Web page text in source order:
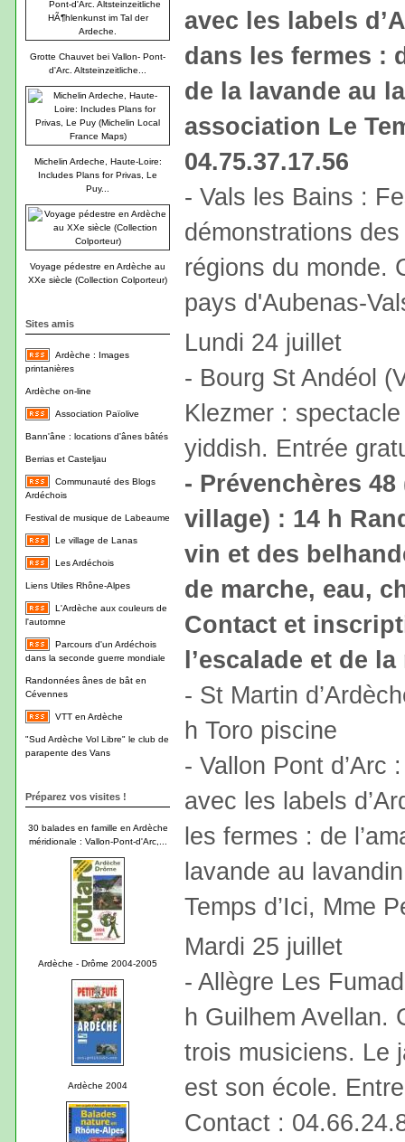
Grotte Chauvet bei Vallon- Pont-
d'Arc. Altsteinzeitliche...
Michelin Ardeche, Haute-Loire:
Includes Plans for Privas, Le
Puy...
Voyage pédestre en Ardèche au
XXe siècle (Collection Colporteur)
Sites amis
Ardèche : Images
printanières
Ardèche on-line
Association Païolive
Bann'âne : locations d'ânes bâtés
Berrias et Casteljau
Communauté des Blogs
Ardéchois
Festival de musique de Labeaume
Le village de Lanas
Les Ardéchois
Liens Utiles Rhône-Alpes
L'Ardèche aux couleurs de
l'automne
Parcours d'un Ardéchois
dans la seconde guerre mondiale
Randonnées ânes de bât en
Cévennes
VTT en Ardèche
"Sud Ardèche Vol Libre" le club de
parapente des Vans
Préparez vos visites !
30 balades en famille en Ardèche
méridionale : Vallon-Pont-d'Arc,...
Ardèche - Drôme 2004-2005
Ardèche 2004
avec les labels
dans les fermes :
de la lavande au
association Le
04.75.37.17.56
- Vals les Bains :
démonstrations
régions du monde.
pays d'Aubenas-
Lundi 24 juillet
- Bourg St Andéol
Klezmer :
yiddish. Entrée
- Prévenchères
village) : 14 h
vin et des
de marche, eau,
Contact et
l’escalade et de
- St Martin
h Toro piscine
- Vallon Pont d’Arc
avec les labels
les fermes : de
lavande au
Temps d’Ici, Mme
Mardi 25 juillet
- Allègre Les
h Guilhem Avellan.
trois musiciens. Le
est son école.
Contact :